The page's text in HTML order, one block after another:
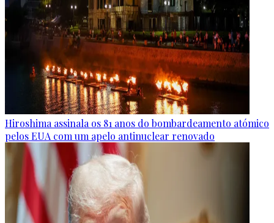
Hiroshima assinala os 81 anos do bombardeamento atómico
pelos EUA com um apelo antinuclear renovado